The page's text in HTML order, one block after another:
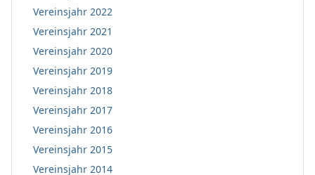
Vereinsjahr 2022
Vereinsjahr 2021
Vereinsjahr 2020
Vereinsjahr 2019
Vereinsjahr 2018
Vereinsjahr 2017
Vereinsjahr 2016
Vereinsjahr 2015
Vereinsjahr 2014